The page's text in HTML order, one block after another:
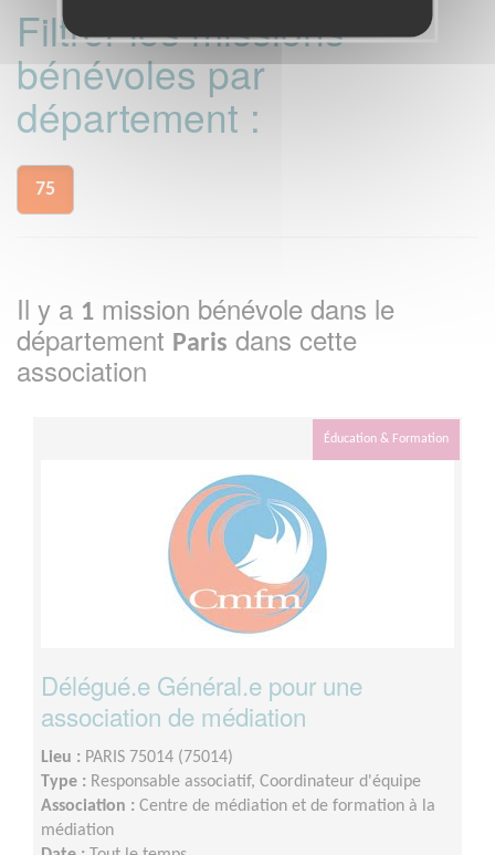
Filtrer les missions
bénévoles par
département :
75
Il y a 1 mission bénévole dans le
département Paris dans cette
association
Éducation & Formation
Délégué.e Général.e pour une
association de médiation
Lieu : PARIS 75014 (75014)
Type : Responsable associatif, Coordinateur d'équipe
Association : Centre de médiation et de formation à la
médiation